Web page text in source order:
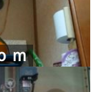
ｍ